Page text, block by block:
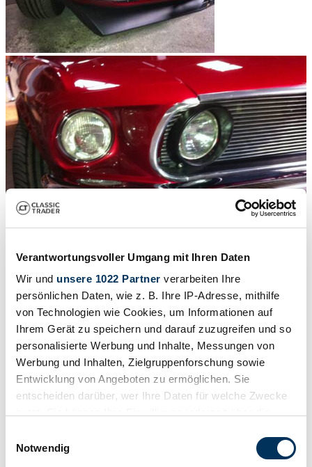
Verantwortungsvoller Umgang mit Ihren Daten
Wir und unsere 1022 Partner verarbeiten Ihre
persönlichen Daten, wie z. B. Ihre IP-Adresse, mithilfe
von Technologien wie Cookies, um Informationen auf
Ihrem Gerät zu speichern und darauf zuzugreifen und so
personalisierte Werbung und Inhalte, Messungen von
Werbung und Inhalten, Zielgruppenforschung sowie
Entwicklung von Angeboten zu ermöglichen. Sie
entscheiden darüber, wer Ihre Daten für welche Zwecke
Trigger Symbol ändern oder widerrufen
Notwendig
/41
Gutachten
1969 | Ford Mustang 351
Besondere Farbe und Innenausstattung voll restauriert.
€ 79.000